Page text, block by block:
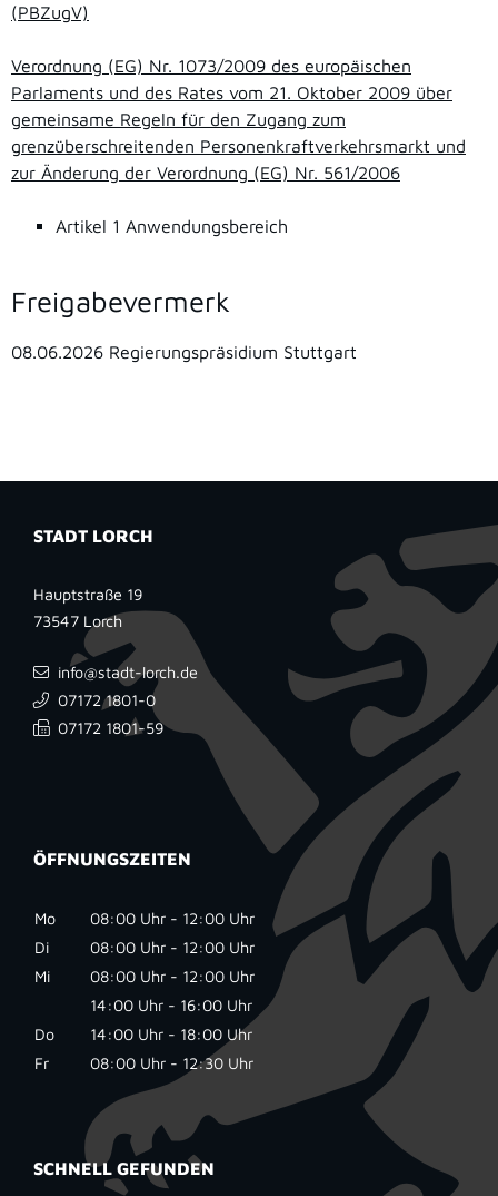
(PBZugV)
Verordnung (EG) Nr. 1073/2009 des europäischen
Parlaments und des Rates vom 21. Oktober 2009 über
gemeinsame Regeln für den Zugang zum
grenzüberschreitenden Personenkraftverkehrsmarkt und
zur Änderung der Verordnung (EG) Nr. 561/2006
Artikel 1 Anwendungsbereich
Freigabevermerk
08.06.2026 Regierungspräsidium Stuttgart
STADT LORCH
Hauptstraße 19
73547 Lorch
info@stadt-lorch.de
07172 1801-0
07172 1801-59
ÖFFNUNGSZEITEN
Mo
08:00 Uhr - 12:00 Uhr
Di
08:00 Uhr - 12:00 Uhr
Mi
08:00 Uhr - 12:00 Uhr
14:00 Uhr - 16:00 Uhr
Do
14:00 Uhr - 18:00 Uhr
Fr
08:00 Uhr - 12:30 Uhr
SCHNELL GEFUNDEN